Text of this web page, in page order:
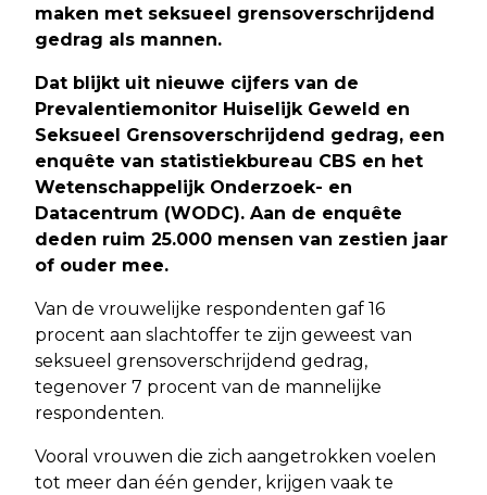
maken met seksueel grensoverschrijdend
gedrag als mannen.
Dat blijkt uit nieuwe cijfers van de
Prevalentiemonitor Huiselijk Geweld en
Seksueel Grensoverschrijdend gedrag, een
enquête van statistiekbureau CBS en het
Wetenschappelijk Onderzoek- en
Datacentrum (WODC). Aan de enquête
deden ruim 25.000 mensen van zestien jaar
of ouder mee.
Van de vrouwelijke respondenten gaf 16
procent aan slachtoffer te zijn geweest van
seksueel grensoverschrijdend gedrag,
tegenover 7 procent van de mannelijke
respondenten.
Vooral vrouwen die zich aangetrokken voelen
tot meer dan één gender, krijgen vaak te